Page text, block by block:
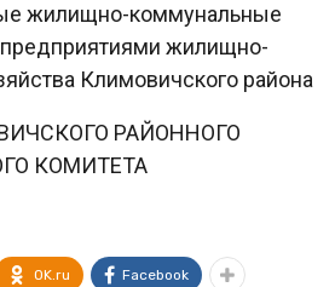
жилищно-коммунальные
жилищно-
Климовичского района
РАЙОННОГО
КОМИТЕТА
OK.ru Facebook